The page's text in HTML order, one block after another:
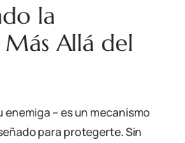
la
Allá del
enemiga – es un mecanismo
para protegerte. Sin